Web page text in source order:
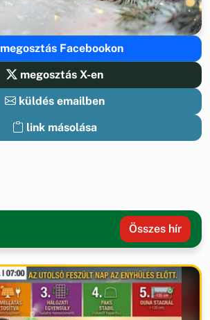
megosztás Facebookon
megosztás X-en
küldés emailben
link másolása
Összes hír